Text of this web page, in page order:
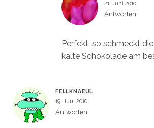
21. Juni 2010
Antworten
Perfekt, so schmeckt
kalte Schokolade am
FELLKNAEUL
19. Juni 2010
Antworten